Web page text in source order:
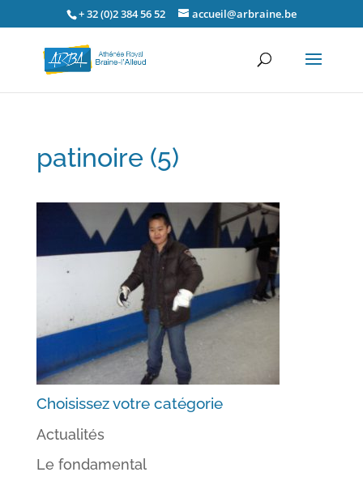
+ 32 (0)2 384 56 52 accueil@arbraine.be
patinoire (5)
Choisissez votre catégorie
Actualités
Le fondamental